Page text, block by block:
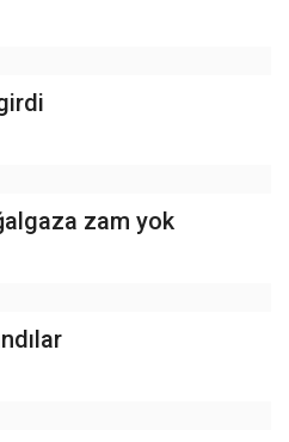
zam yok